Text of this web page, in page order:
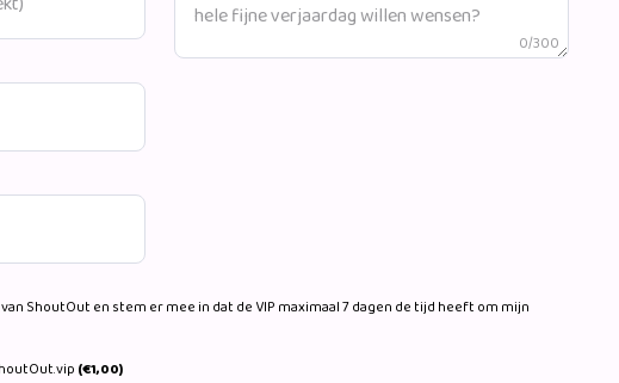
0/300
van ShoutOut en stem er mee in dat de VIP maximaal 7 dagen de tijd heeft om mijn
(€1,00)